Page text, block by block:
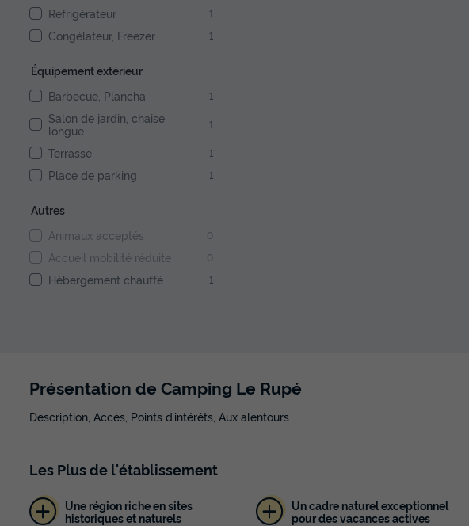
Réfrigérateur 1
Congélateur, Freezer 1
Équipement extérieur
Barbecue, Plancha
1
Salon de jardin, chaise
longue
1
Terrasse 1
Place de parking 1
Autres
Animaux acceptés
0
Accueil mobilité réduite 0
Hébergement chauffé 1
Présentation de Camping Le Rupé
Description, Accès, Points d’intérêts, Aux alentours
Les Plusde l'établissement
Une région riche en sites
historiques et naturels
Un cadre naturel exceptionnel
pour des vacances actives